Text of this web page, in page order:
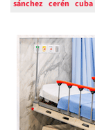
sánchez cerén cuba